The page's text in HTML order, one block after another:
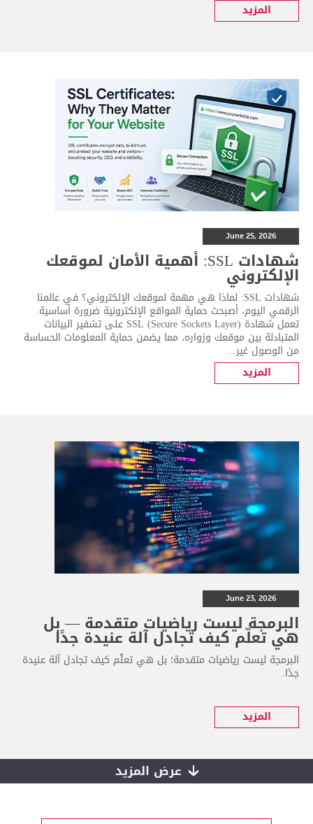
المزيد
June 25, 2026
شهادات SSL: أهمية الأمان لموقعك
الإلكتروني
شهادات SSL: لماذا هي مهمة لموقعك الإلكتروني؟ في عالمنا
الرقمي اليوم، أصبحت حماية المواقع الإلكترونية ضرورة أساسية.
تعمل شهادة SSL (Secure Sockets Layer) على تشفير البيانات
المتبادلة بين موقعك وزواره، مما يضمن حماية المعلومات الحساسة
من الوصول غير...
المزيد
June 23, 2026
البرمجة ليست رياضيات متقدمة — بل
هي تعلّم كيف تجادل آلة عنيدة جدًا
البرمجة ليست رياضيات متقدمة؛ بل هي تعلّم كيف تجادل آلة عنيدة
جدًا.
المزيد
عرض المزيد